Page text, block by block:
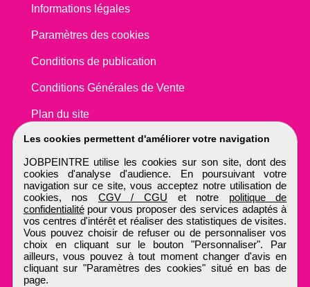
Les cookies permettent d'améliorer votre navigation
JOBPEINTRE utilise les cookies sur son site, dont des
cookies d'analyse d'audience. En poursuivant votre
navigation sur ce site, vous acceptez notre utilisation de
cookies, nos CGV / CGU et notre politique de
confidentialitépour vous proposer des services adaptés à
vos centres d'intérêt et réaliser des statistiques de visites.
Vous pouvez choisir de refuser ou de personnaliser vos
choix en cliquant sur le bouton "Personnaliser". Par
ailleurs, vous pouvez à tout moment changer d'avis en
cliquant sur "Paramètres des cookies" situé en bas de
page.
Informations légales
Paramètres des cookies
Conditions de publication
Conditions Générales de Vente
Plan du site